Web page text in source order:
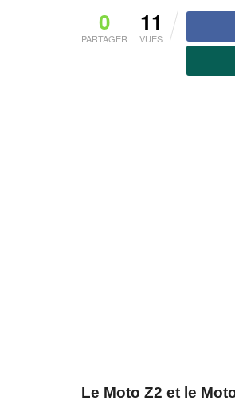
0
PARTAGER
11
VUES
Le Moto Z2 et le